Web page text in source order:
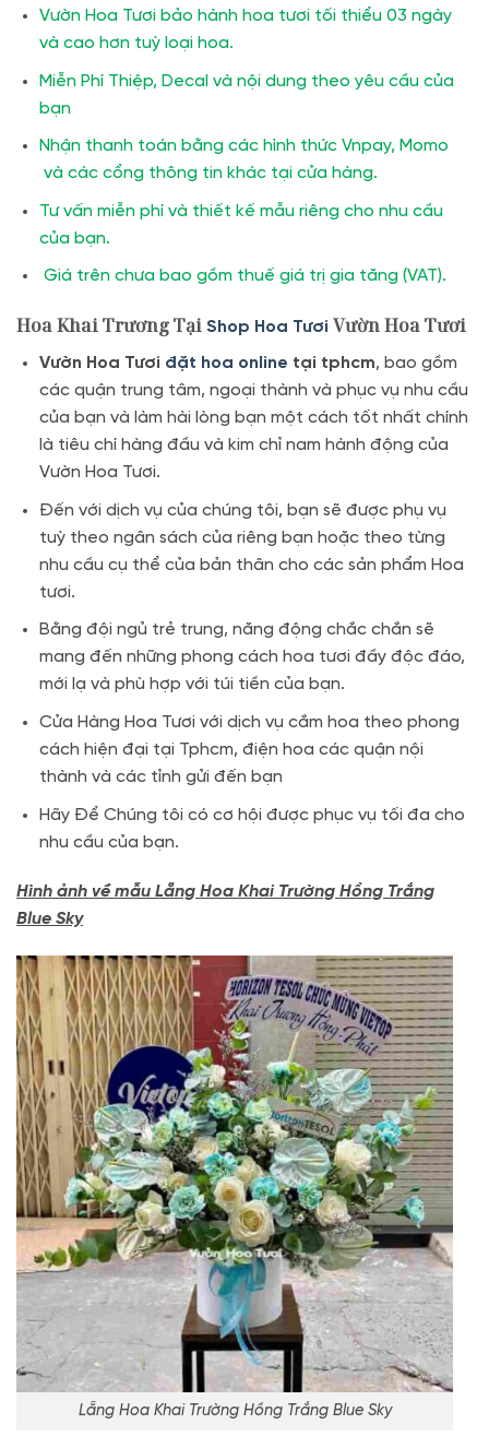
Vườn Hoa Tươi bảo hành hoa tươi tối thiểu 03 ngày
và cao hơn tuỳ loại hoa.
Miễn Phí Thiệp, Decal và nội dung theo yêu cầu của
bạn
Nhận thanh toán bằng các hình thức Vnpay, Momo
và các cổng thông tin khác tại cửa hàng.
Tư vấn miễn phí và thiết kế mẫu riêng cho nhu cầu
của bạn.
Giá trên chưa bao gồm thuế giá trị gia tăng (VAT).
Hoa Khai Trương Tại Shop Hoa Tươi Vườn Hoa Tươi
Vườn Hoa Tươi đặt hoa online tại tphcm, bao gồm
các quận trung tâm, ngoại thành và phục vụ nhu cầu
của bạn và làm hài lòng bạn một cách tốt nhất chính
là tiêu chí hàng đầu và kim chỉ nam hành động của
Vườn Hoa Tươi.
Đến với dịch vụ của chúng tôi, bạn sẽ được phụ vụ
tuỳ theo ngân sách của riêng bạn hoặc theo từng
nhu cầu cụ thể của bản thân cho các sản phẩm Hoa
tươi.
Bằng đội ngủ trẻ trung, năng động chắc chắn sẽ
mang đến những phong cách hoa tươi đầy độc đáo,
mới lạ và phù hợp với túi tiền của bạn.
Cửa Hàng Hoa Tươi với dịch vụ cắm hoa theo phong
cách hiện đại tại Tphcm, điện hoa các quận nội
thành và các tỉnh gửi đến bạn
Hãy Để Chúng tôi có cơ hội được phục vụ tối đa cho
nhu cầu của bạn.
Hình ảnh về mẫu Lẵng Hoa Khai Trường Hồng Trắng
Blue Sky
Lẵng Hoa Khai Trường Hồng Trắng Blue Sky